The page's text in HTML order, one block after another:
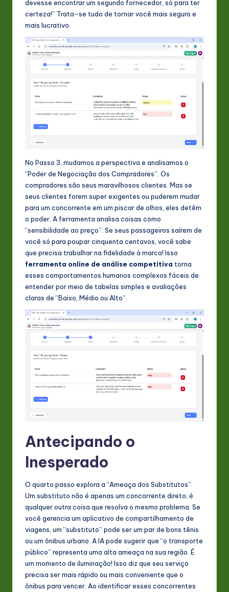
devesse encontrar um segundo fornecedor, só para ter
certeza!” Trata-se tudo de tornar você mais seguro e
mais lucrativo.
No Passo 3, mudamos a perspectiva e analisamos o
“Poder de Negociação dos Compradores”. Os
compradores são seus maravilhosos clientes. Mas se
seus clientes forem super exigentes ou puderem mudar
para um concorrente em um piscar de olhos, eles detêm
o poder. A ferramenta analisa coisas como
“sensibilidade ao preço”. Se seus passageiros saírem de
você só para poupar cinquenta centavos, você sabe
que precisa trabalhar na fidelidade à marca! Isso
ferramenta online de análise competitiva torna
esses comportamentos humanos complexos fáceis de
entender por meio de tabelas simples e avaliações
claras de “Baixo, Médio ou Alto”.
Antecipando o
Inesperado
O quarto passo explora a “Ameaça dos Substitutos”.
Um substituto não é apenas um concorrente direto; é
qualquer outra coisa que resolva o mesmo problema. Se
você gerencia um aplicativo de compartilhamento de
viagens, um “substituto” pode ser um par de bons tênis
ou um ônibus urbano. A IA pode sugerir que “o transporte
público” representa uma alta ameaça na sua região. É
um momento de iluminação! Isso diz que seu serviço
precisa ser mais rápido ou mais conveniente que o
ônibus para vencer. Ao identificar esses concorrentes